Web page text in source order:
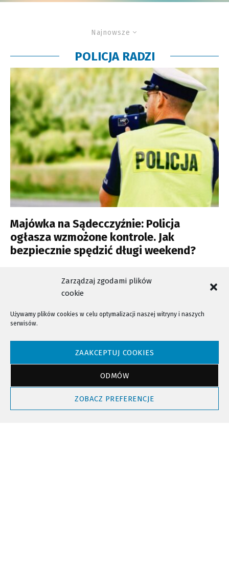
Zarządzaj zgodami plików
cookie
Używamy plików cookies w celu optymalizacji naszej witryny i naszych
serwisów.
ZAAKCEPTUJ COOKIES
ODMÓW
ZOBACZ PREFERENCJE
Najnowsze
POLICJA RADZI
Majówka na Sądecczyźnie: Policja
ogłasza wzmożone kontrole. Jak
bezpiecznie spędzić długi weekend?
NTV - Nasza Telewizja Sądecka © 2023 Wszystkie prawa zastrzeżone!